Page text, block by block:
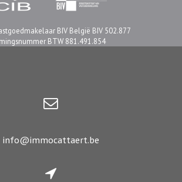
BIV België BIV 502.877
BTW 881.491.854
info@immocattaert.be